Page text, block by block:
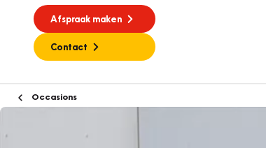
Afspraak maken
Contact
Occasions